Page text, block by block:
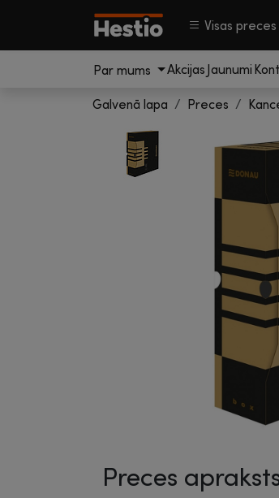
Visas preces
Par mums Akcijas Jaunumi
Galvenā lapa Preces
Preces